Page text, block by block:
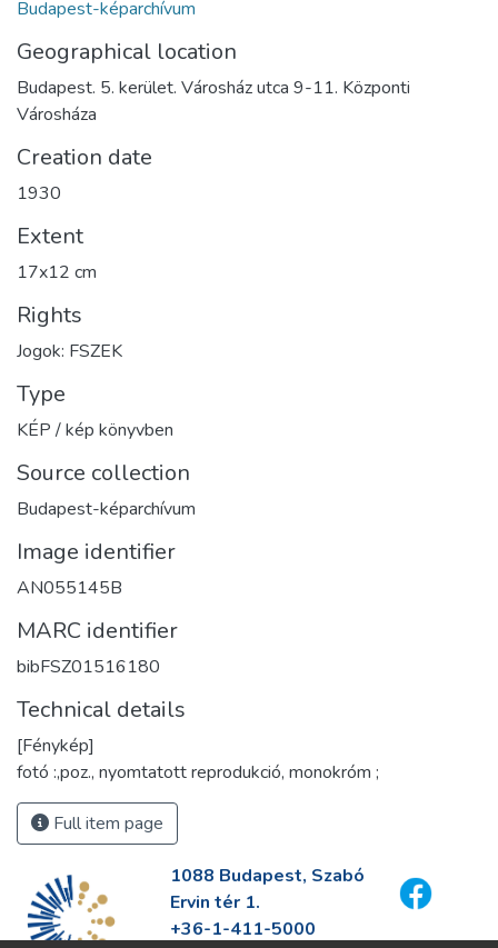
Budapest-képarchívum
Geographical location
Budapest. 5. kerület. Városház utca 9-11. Központi
Városháza
Creation date
1930
Extent
17x12 cm
Rights
Jogok: FSZEK
Type
KÉP / kép könyvben
Source collection
Budapest-képarchívum
Image identifier
AN055145B
MARC identifier
bibFSZ01516180
Technical details
[Fénykép]
fotó :,poz., nyomtatott reprodukció, monokróm ;
Full item page
1088 Budapest, Szabó
Ervin tér 1.
+36-1-411-5000